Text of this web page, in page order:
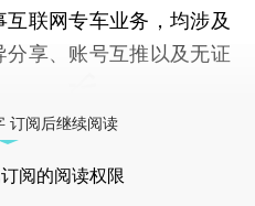
联网专车业务，均涉及
享、账号互推以及无证
订阅后继续阅读
阅的阅读权限